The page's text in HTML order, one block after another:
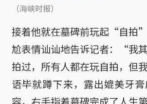
（海峡时报）
接着他就在墓碑前玩起“自拍
尬表情讪讪地告诉记者：“我
拍过，所有人都在玩自拍，但
语毕就蹲下来，露出媲美牙